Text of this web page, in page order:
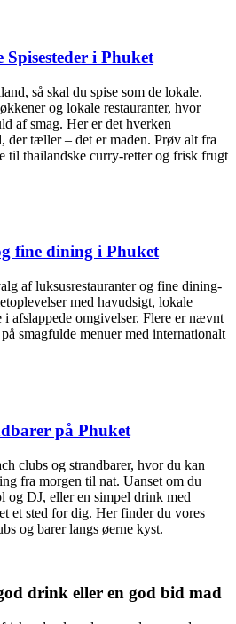
i Phuket
så skal du spise som de lokale.
og lokale restauranter, hvor
af smag. Her er det hverken
der tæller – det er maden. Prøv alt fra
til thailandske curry-retter og frisk frugt
fine dining i Phuket
af luksusrestauranter og fine dining-
med havudsigt, lokale
afslappede omgivelser. Flere er nævnt
smagfulde menuer med internationalt
på Phuket
clubs og strandbarer, hvor du kan
fra morgen til nat. Uanset om du
og DJ, eller en simpel drink med
et sted for dig. Her finder du vores
og barer langs øerne kyst.
drink eller en god bid mad